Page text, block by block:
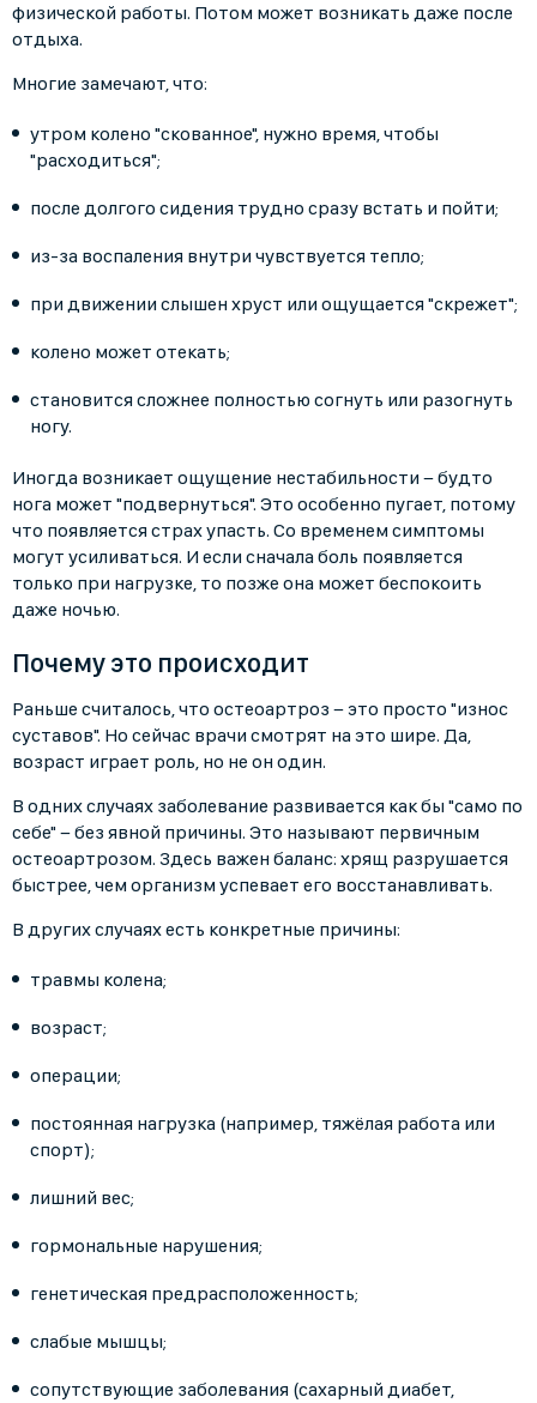
физической работы. Потом может возникать даже после
отдыха.
Многие замечают, что:
утром колено "скованное", нужно время, чтобы
"расходиться";
после долгого сидения трудно сразу встать и пойти;
из-за воспаления внутри чувствуется тепло;
при движении слышен хруст или ощущается "скрежет";
колено может отекать;
становится сложнее полностью согнуть или разогнуть
ногу.
Иногда возникает ощущение нестабильности − будто
нога может "подвернуться". Это особенно пугает, потому
что появляется страх упасть. Со временем симптомы
могут усиливаться. И если сначала боль появляется
только при нагрузке, то позже она может беспокоить
даже ночью.
Почему это происходит
Раньше считалось, что остеоартроз − это просто "износ
суставов". Но сейчас врачи смотрят на это шире. Да,
возраст играет роль, но не он один.
В одних случаях заболевание развивается как бы "само по
себе" − без явной причины. Это называют первичным
остеоартрозом. Здесь важен баланс: хрящ разрушается
быстрее, чем организм успевает его восстанавливать.
В других случаях есть конкретные причины:
травмы колена;
возраст;
операции;
постоянная нагрузка (например, тяжёлая работа или
спорт);
лишний вес;
гормональные нарушения;
генетическая предрасположенность;
слабые мышцы;
сопутствующие заболевания (сахарный диабет,